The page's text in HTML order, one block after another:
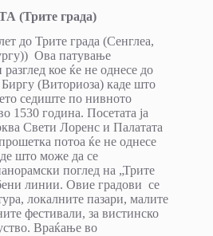
(Трите града)
до Трите града (Сенглеа,
Ова патување
кое ќе не однесе до
(Виториоза) каде што
седиште по нивното
1530 година. Посетата ја
Свети Лоренс и Палатата
потоа ќе не однесе
што може да се
поглед на „Трите
линии. Овие градови се
локалните пазари, малите
фестивали, за вистинско
Враќање во